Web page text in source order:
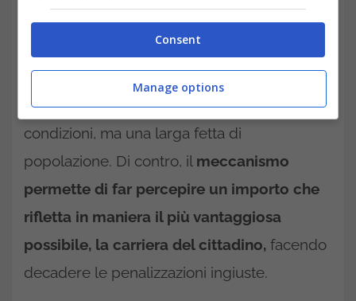
collettività.Non è sempre colpa del
lavoratore, ma è complice un mercato del
Non è una nicchia a trovarsi in queste
condizioni, ma una larga fetta di
popolazione. Di contro, il meccanismo
permette di far percepire un importo che
rifletta in maniera il più vantaggiosa
possibile, la carriera del cittadino, facendo
decadere le penalizzazioni ingiuste.
Consent
Manage options